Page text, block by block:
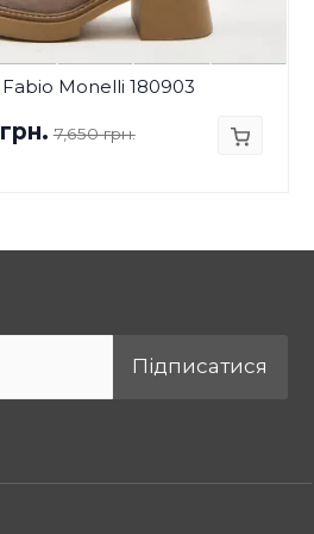
Monelli 180903
7,650 грн.
Підписатися